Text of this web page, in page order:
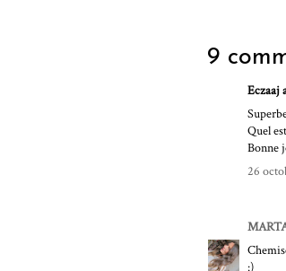
9
Eczaaj
Quel
Bonne
26
:)